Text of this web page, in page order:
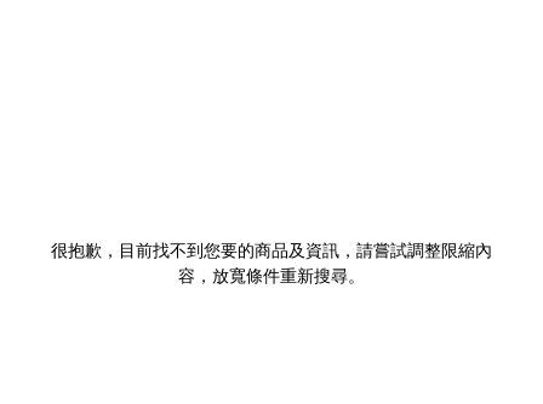
很抱歉，目前找不到您要的商品及資訊，請嘗試調整限縮內
容，放寬條件重新搜尋。